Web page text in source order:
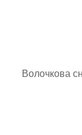
Волочкова